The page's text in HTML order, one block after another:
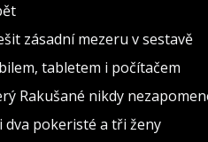
zásadní mezeru v sestavě
tabletem i počítačem
Rakušané nikdy
dva pokeristé a tři ženy